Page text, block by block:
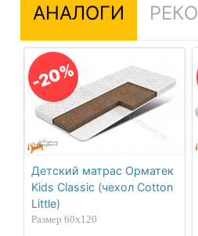
АНАЛОГИ
-20%
Детский матрас Орматек
Kids Classic (чехол Cotton
Little)
Размер 60х120